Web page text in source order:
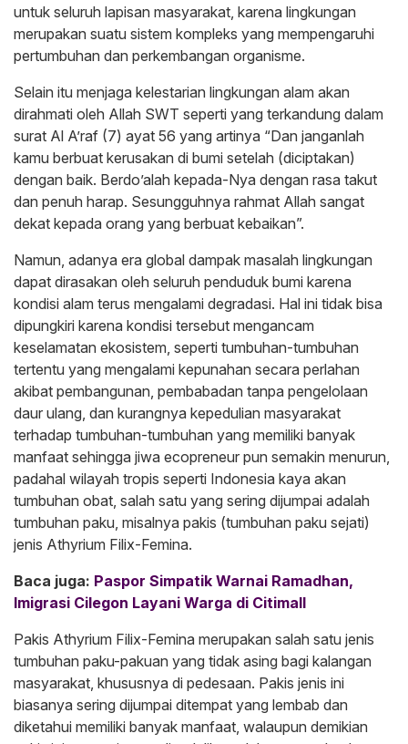
untuk seluruh lapisan masyarakat, karena lingkungan
merupakan suatu sistem kompleks yang mempengaruhi
pertumbuhan dan perkembangan organisme.
Selain itu menjaga kelestarian lingkungan alam akan
dirahmati oleh Allah SWT seperti yang terkandung dalam
surat Al A’raf (7) ayat 56 yang artinya “Dan janganlah
kamu berbuat kerusakan di bumi setelah (diciptakan)
dengan baik. Berdo’alah kepada-Nya dengan rasa takut
dan penuh harap. Sesungguhnya rahmat Allah sangat
dekat kepada orang yang berbuat kebaikan”.
Namun, adanya era global dampak masalah lingkungan
dapat dirasakan oleh seluruh penduduk bumi karena
kondisi alam terus mengalami degradasi. Hal ini tidak bisa
dipungkiri karena kondisi tersebut mengancam
keselamatan ekosistem, seperti tumbuhan-tumbuhan
tertentu yang mengalami kepunahan secara perlahan
akibat pembangunan, pembabadan tanpa pengelolaan
daur ulang, dan kurangnya kepedulian masyarakat
terhadap tumbuhan-tumbuhan yang memiliki banyak
manfaat sehingga jiwa ecopreneur pun semakin menurun,
padahal wilayah tropis seperti Indonesia kaya akan
tumbuhan obat, salah satu yang sering dijumpai adalah
tumbuhan paku, misalnya pakis (tumbuhan paku sejati)
jenis Athyrium Filix-Femina.
Baca juga: Paspor Simpatik Warnai Ramadhan,
Imigrasi Cilegon Layani Warga di Citimall
Pakis Athyrium Filix-Femina merupakan salah satu jenis
tumbuhan paku-pakuan yang tidak asing bagi kalangan
masyarakat, khususnya di pedesaan. Pakis jenis ini
biasanya sering dijumpai ditempat yang lembab dan
diketahui memiliki banyak manfaat, walaupun demikian